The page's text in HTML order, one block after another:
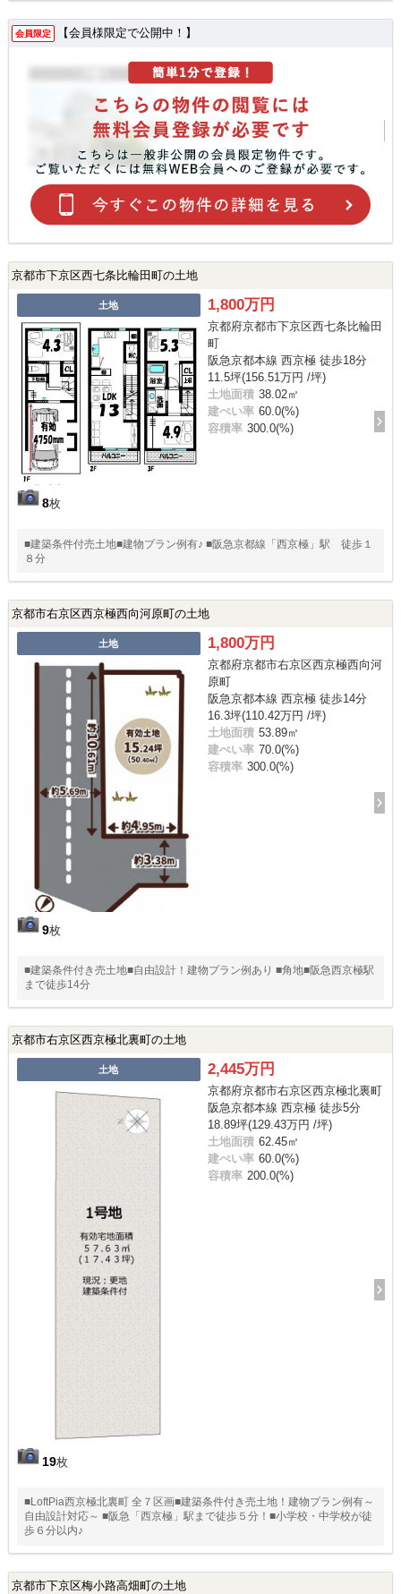
会員限定 【会員様限定で公開中！】
京都市下京区西七条比輪田町の土地
土地
8枚
1,800万円
京都府京都市下京区西七条比輪田
町
阪急京都本線 西京極 徒歩18分
11.5坪(156.51万円 /坪)
土地面積 38.02㎡
建ぺい率 60.0(%)
容積率 300.0(%)
■建築条件付売土地■建物プラン例有♪ ■阪急京都線「西京極」駅 徒歩１
８分
京都市右京区西京極西向河原町の土地
土地
9枚
1,800万円
京都府京都市右京区西京極西向河
原町
阪急京都本線 西京極 徒歩14分
16.3坪(110.42万円 /坪)
土地面積 53.89㎡
建ぺい率 70.0(%)
容積率 300.0(%)
■建築条件付き売土地■自由設計！建物プラン例あり ■角地■阪急西京極駅
まで徒歩14分
京都市右京区西京極北裏町の土地
土地
19枚
2,445万円
京都府京都市右京区西京極北裏町
阪急京都本線 西京極 徒歩5分
18.89坪(129.43万円 /坪)
土地面積 62.45㎡
建ぺい率 60.0(%)
容積率 200.0(%)
■LoftPia西京極北裏町 全７区画■建築条件付き売土地！建物プラン例有～
自由設計対応～ ■阪急「西京極」駅まで徒歩５分！■小学校・中学校が徒
歩６分以内♪
京都市下京区梅小路高畑町の土地